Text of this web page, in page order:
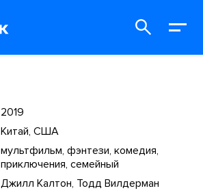
2019
Китай, США
мультфильм, фэнтези, комедия,
приключения, семейный
Джилл Калтон, Тодд Вилдерман